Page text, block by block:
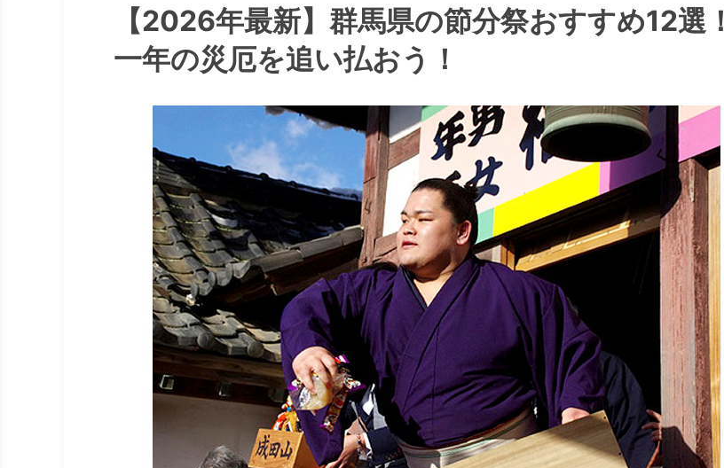
【2026年最新】群馬県の節分祭おすすめ12選！
一年の災厄を追い払おう！